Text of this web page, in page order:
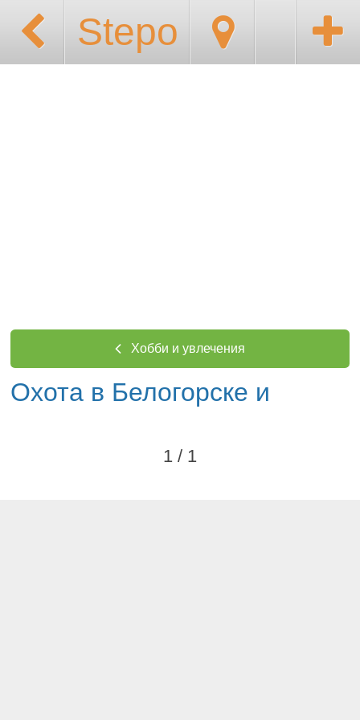
Stepo
Хобби и увлечения
Охота в Белогорске и
1 / 1